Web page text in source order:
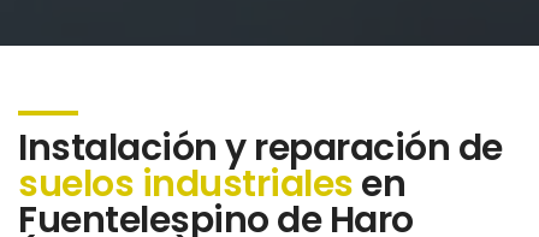
Instalación y reparación de
suelos industrialesen
Fuentelespino de Haro